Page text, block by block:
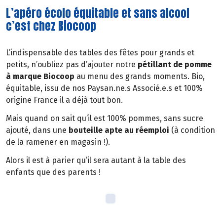
L’apéro écolo équitable et sans alcool
c’est chez Biocoop
L’indispensable des tables des fêtes pour grands et
petits, n’oubliez pas d’ajouter notre pétillant de pomme
à marque Biocoop au menu des grands moments. Bio,
équitable, issu de nos Paysan.ne.s Associé.e.s et 100%
origine France il a déjà tout bon.
Mais quand on sait qu’il est 100% pommes, sans sucre
ajouté, dans une bouteille apte au réemploi (à condition
de la ramener en magasin !).
Alors il est à parier qu’il sera autant à la table des
enfants que des parents !